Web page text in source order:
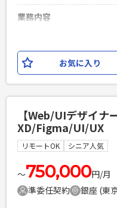
業務内容
ます。 納品・楽曲管理
簡単に操作することがで
からもアクセス可能な
グ) ・要求定義(UI/
要件定義(ワイヤーフレー
UIUXデザイン及び改善
必須スキル
スキル ※必ず〇×でご回
上ではなく実際のユーザ
お気に入り
【Web/UIデザイ
XD/Figma/UI/UX
リモートOK シニア人気
〜750,000円/月
準委任契約
銀座 (東